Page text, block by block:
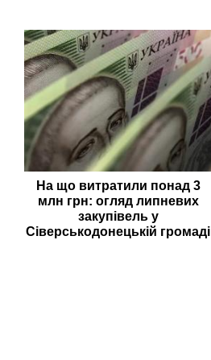
На що витратили понад 3
млн грн: огляд липневих
закупівель у
Сіверськодонецькій громаді